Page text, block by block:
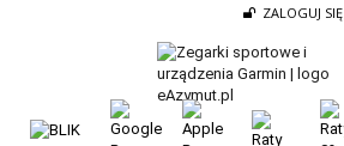
ZALOGUJ SIĘ